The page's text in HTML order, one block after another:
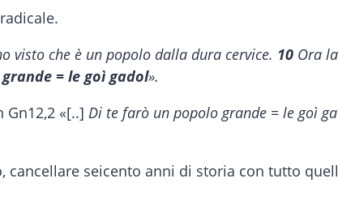
visto che è un popolo dalla dura cervice. 10 Ora
= le goì gadol».
«[..] Di te farò un popolo grande = le goì
seicento anni di storia con tutto